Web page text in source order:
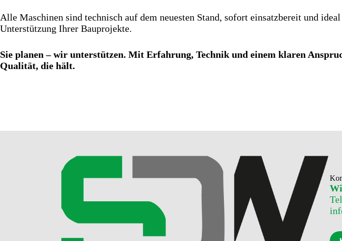
Alle Maschinen sind technisch auf dem neuesten Stand, sofort einsatzbereit und
Unterstützung Ihrer Bauprojekte.
Sie planen – wir unterstützen. Mit Erfahrung, Technik und einem klaren
Qualität, die hält.